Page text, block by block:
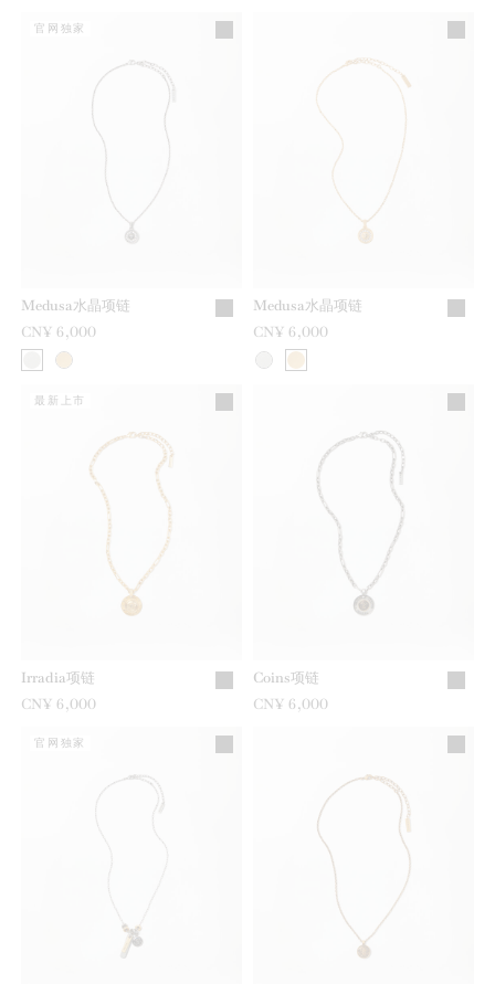
Medusa水晶项链
CN¥ 6,000
官网独家
Medusa水晶项链
CN¥ 6,000
Irradia项链
CN¥ 6,000
最新上市
Coins项链
CN¥ 6,000
官网独家